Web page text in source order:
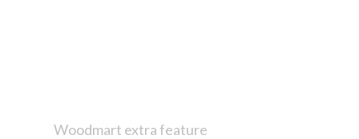
Woodmart extra feature